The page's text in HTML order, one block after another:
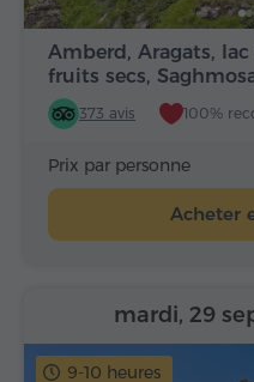
Amberd, Aragats,
fruits secs,
373 avis 100%
Prix par personne
Acheter
9-10 heures
mardi, 29